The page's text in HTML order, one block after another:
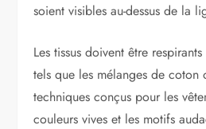
soient visibles au-dessus de la
Les tissus doivent être
tels que les mélanges de coton
techniques conçus pour les
couleurs vives et les motifs